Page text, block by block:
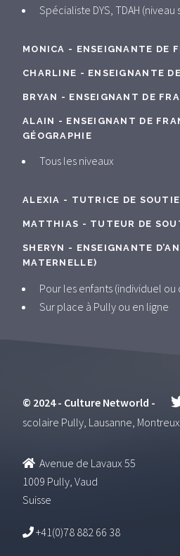
Spécialiste DYS, TDAH
MONICA - ENSEIGNANTE DE
CHARLINE - ENSEIGNANTE
BRYAN - ENSEIGNANT DE
ALAIN - ENSEIGNANT DE
GÉOGRAPHIE
Tous les niveaux
ALEXIA - TUTRICE DE
MATTHIAS - TUTEUR DE
SHERYN - ENSEIGNANTE
MATERNELLE)
Pour les enfants (individuel ou
Sur place à Pully ou en ligne
© 2024 - Culture Networld -
scolaire Pully, Lausanne,
Avenue de Lavaux 55
1009 Pully, Vaud
Suisse
+41(0)78 882 66 38